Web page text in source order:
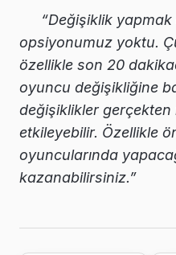
“Değişiklik
opsiyonumuz yoktu.
özellikle son 20
oyuncu değişikliğine
değişiklikler gerçekten
etkileyebilir. Özellikle
oyuncularında
kazanabilirsiniz.”